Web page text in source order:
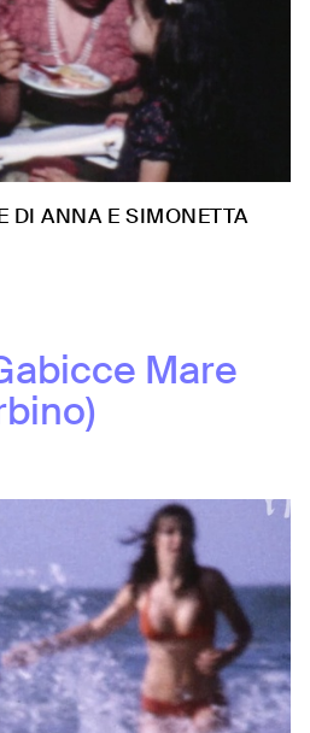
DI ANNA E SIMONETTA
Mare